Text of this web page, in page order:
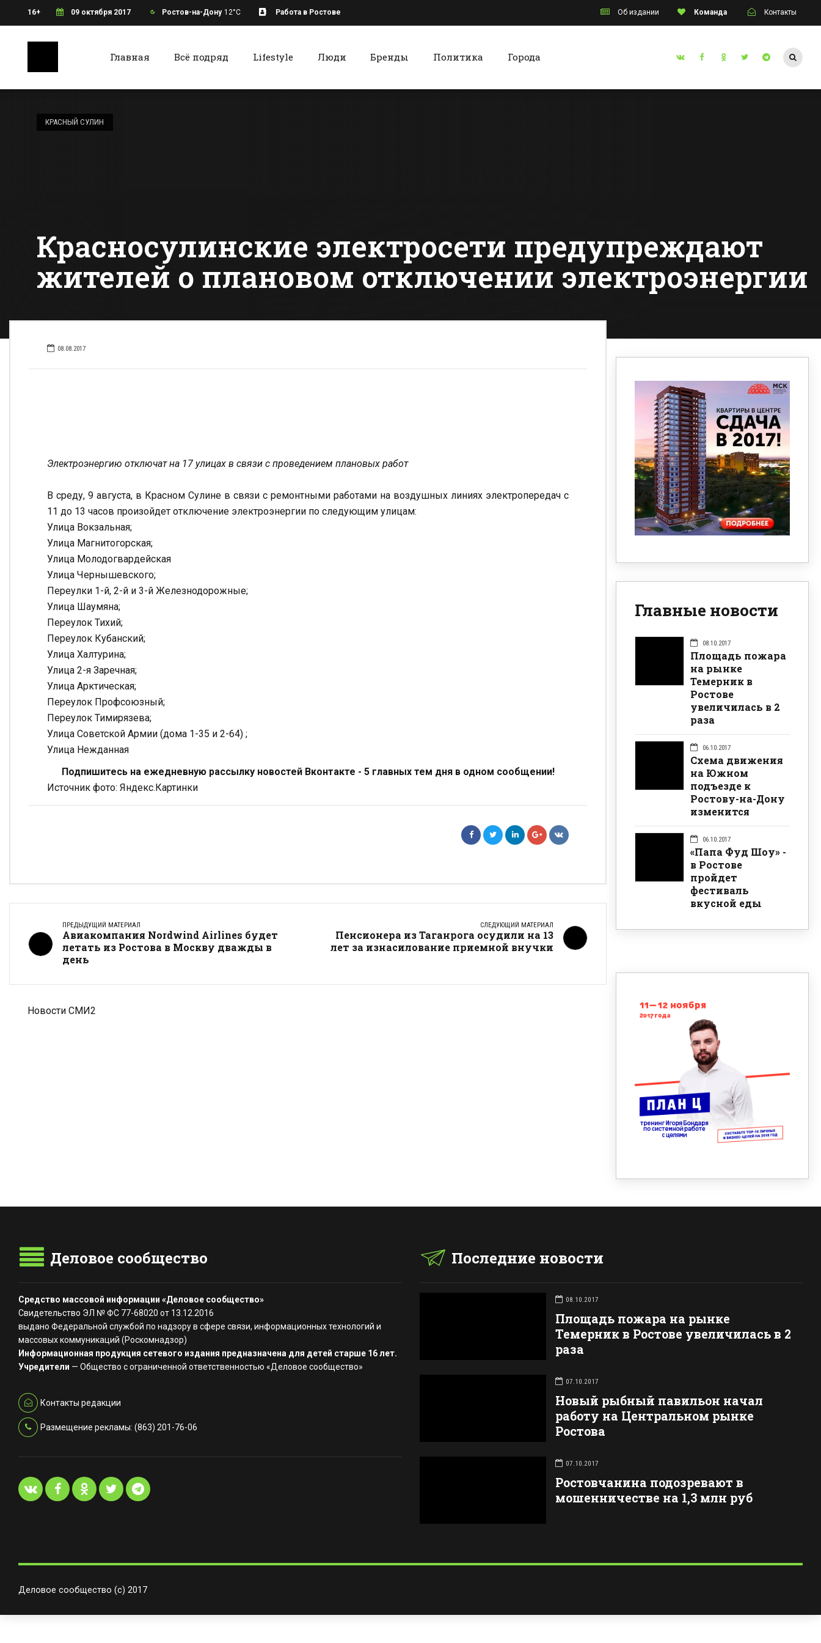
16+ 09 октября 2017 Ростов-на-Дону 12°C Работа в Ростове Об издании Команда Контакты
Главная Всё подряд Lifestyle Люди Бренды Политика Города
КРАСНЫЙ СУЛИН
Красносулинские электросети предупреждают
жителей о плановом отключении электроэнергии
08.08.2017
Электроэнергию отключат на 17 улицах в связи с проведением плановых работ
В среду, 9 августа, в Красном Сулине в связи с ремонтными работами на воздушных линиях электропередач с
11 до 13 часов произойдет отключение электроэнергии по следующим улицам:
Улица Вокзальная;
Улица Магнитогорская;
Улица Молодогвардейская
Улица Чернышевского;
Переулки 1-й, 2-й и 3-й Железнодорожные;
Улица Шаумяна;
Переулок Тихий;
Переулок Кубанский;
Улица Халтурина;
Улица 2-я Заречная;
Улица Арктическая;
Переулок Профсоюзный;
Переулок Тимирязева;
Улица Советской Армии (дома 1-35 и 2-64) ;
Улица Нежданная
Подпишитесь на ежедневную рассылку новостей Вконтакте - 5 главных тем дня в одном сообщении!
Источник фото: Яндекс.Картинки
ПРЕДЫДУЩИЙ МАТЕРИАЛ
Авиакомпания Nordwind Airlines будет
летать из Ростова в Москву дважды в
день
СЛЕДУЮЩИЙ МАТЕРИАЛ
Пенсионера из Таганрога осудили на 13
лет за изнасилование приемной внучки
Новости СМИ2
Главные новости
08.10.2017
Площадь пожара
на рынке
Темерник в
Ростове
увеличилась в 2
раза
06.10.2017
Схема движения
на Южном
подъезде к
Ростову-на-Дону
изменится
06.10.2017
«Папа Фуд Шоу» -
в Ростове
пройдет
фестиваль
вкусной еды
Деловое сообщество
Средство массовой информации «Деловое сообщество»
Свидетельство ЭЛ № ФС 77-68020 от 13.12.2016
выдано Федеральной службой по надзору в сфере связи, информационных технологий и
массовых коммуникаций (Роскомнадзор)
Информационная продукция сетевого издания предназначена для детей старше 16 лет.
Учредители — Общество с ограниченной ответственностью «Деловое сообщество»
Контакты редакции
Размещение рекламы: (863) 201-76-06
Последние новости
08.10.2017
Площадь пожара на рынке
Темерник в Ростове увеличилась в 2
раза
07.10.2017
Новый рыбный павильон начал
работу на Центральном рынке
Ростова
07.10.2017
Ростовчанина подозревают в
мошенничестве на 1,3 млн руб
Деловое сообщество (с) 2017